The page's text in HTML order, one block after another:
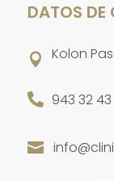
DATOS
 Kolon
 943 32 43
